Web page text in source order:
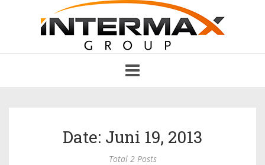
navigation
Date: Juni 19, 2013
Total 2 Posts